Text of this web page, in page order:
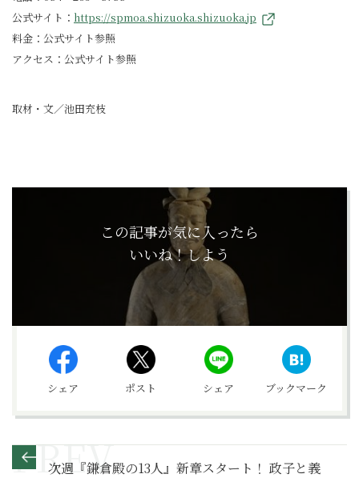
公式サイト： https://spmoa.shizuoka.shizuoka.jp
料金：公式サイト参照
アクセス：公式サイト参照
取材・文／池田充枝
この記事が気に入ったら
いいね！しよう
シェア ポスト シェア ブックマーク
次週『鎌倉殿の13人』新章スタート！ 政子と義